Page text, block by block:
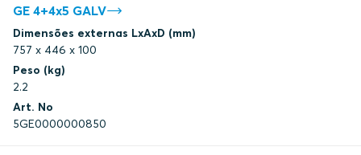
GE 4+4x5 GALV
Dimensões externas LxAxD (mm)
757 x 446 x 100
Peso (kg)
2.2
Art. No
5GE0000000850